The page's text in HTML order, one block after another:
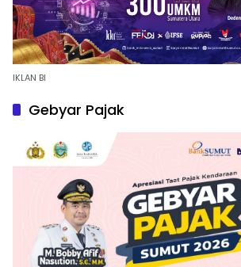
IKLAN BI
Gebyar Pajak